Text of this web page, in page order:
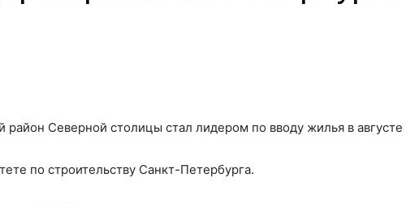
район Северной столицы стал лидером по вводу жилья в
по строительству Санкт-Петербурга.